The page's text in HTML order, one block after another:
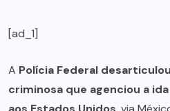
[ad_1]
A Polícia Federal
criminosa que agenciou a